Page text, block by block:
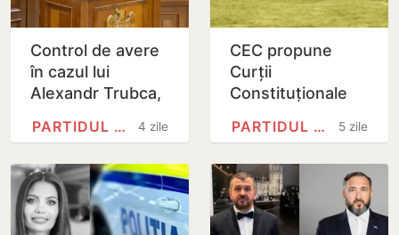
Control de avere
în cazul lui
Alexandr Trubca,
despre afacerile
4 zile
PARTIDUL ACȚIUNE ȘI…
CEC propune
Curții
Constituționale
mandatului de
Victor Mătrăgună,
după…
5 zile
PARTIDUL ACȚIUNE ȘI…